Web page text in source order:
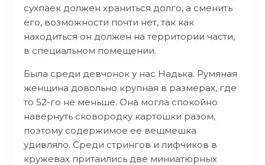
сухпаек должен храниться долго, а сменить
его, возможности почти нет, так как
находиться он должен на территории части,
в специальном помещении.
Была среди девчонок у нас Надька. Румяная
женщина довольно крупная в размерах, где
то 52-го не меньше. Она могла спокойно
навернуть сковородку картошки разом,
поэтому содержимое ее вещмешка
удивляло. Среди стрингов и лифчиков в
кружевах притаились две миниатюрных